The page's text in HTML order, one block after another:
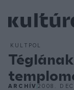
KULTPOL
ARCHÍV2008.